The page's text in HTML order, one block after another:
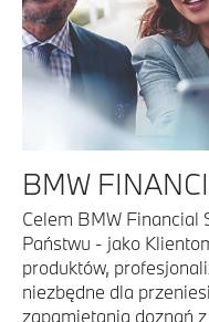
BMW
Celem BMW Financial
Państwu - jako
produktów,
niezbędne dla
zapamiętania doznań